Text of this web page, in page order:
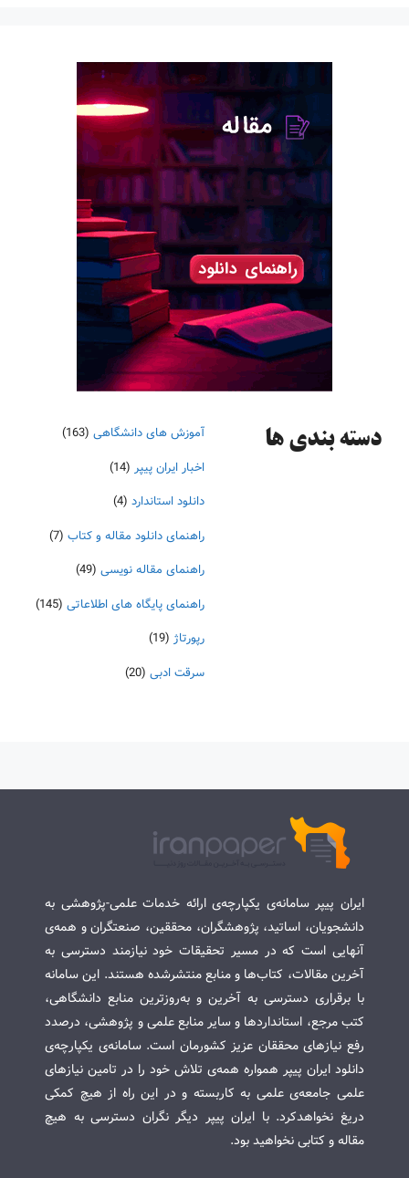
دسته‌ بندی ها آموزش های دانشگاهی (163)
اخبار ایران پیپر (14)
دانلود استاندارد (4)
راهنمای دانلود مقاله و کتاب (7)
راهنمای مقاله نویسی (49)
راهنمای پایگاه های اطلاعاتی (145)
رپورتاژ (19)
سرقت ادبی (20)
ایران پیپر سامانه‌ی یکپارچه‌ی ارائه خدمات علمی-پژوهشی به
دانشجویان، اساتید، پژوهشگران، محققین، صنعتگران و همه‌ی
آنهایی است که در مسیر تحقیقات خود نیازمند دسترسی به
آخرین مقالات، کتاب‌ها و منابع منتشرشده هستند. این سامانه
با برقراری دسترسی به آخرین و به‌روزترین منابع دانشگاهی،
کتب مرجع، استانداردها و سایر منابع علمی و پژوهشی، درصدد
رفع نیازهای محققان عزیز کشورمان است. سامانه‌ی یکپارچه‌ی
دانلود ایران پیپر همواره همه‌ی تلاش خود را در تامین نیازهای
علمی جامعه‌ی علمی به کاربسته و در این راه از هیچ کمکی
دریغ نخواهدکرد. با ایران پیپر دیگر نگران دسترسی به هیچ
مقاله و کتابی نخواهید بود.